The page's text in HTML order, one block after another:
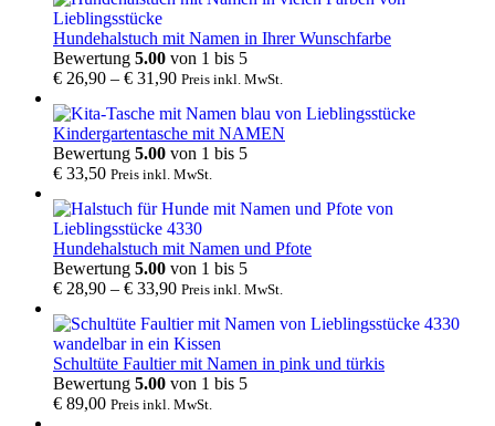
Hundehalstuch mit Namen in Ihrer Wunschfarbe
Bewertung 5.00 von 1 bis 5
€ 26,90 – € 31,90 Preis inkl. MwSt.
Kindergartentasche mit NAMEN
Bewertung 5.00 von 1 bis 5
€ 33,50 Preis inkl. MwSt.
Hundehalstuch mit Namen und Pfote
Bewertung 5.00 von 1 bis 5
€ 28,90 – € 33,90 Preis inkl. MwSt.
Schultüte Faultier mit Namen in pink und türkis
Bewertung 5.00 von 1 bis 5
€ 89,00 Preis inkl. MwSt.